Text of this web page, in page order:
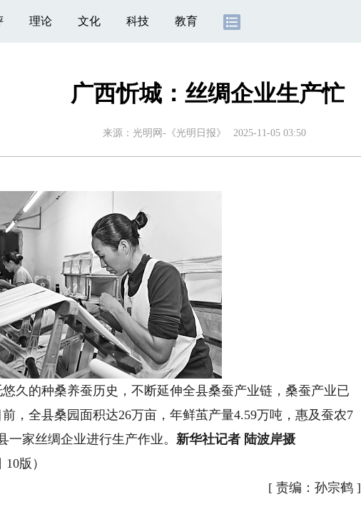
理论 文化 科技 教育
广西忻城：丝绸企业生产忙
来源： 光明网-《光明日报》 2025-11-05 03:50
的种桑养蚕历史，不断延伸全县桑蚕产业链，桑蚕产业已
，全县桑园面积达26万亩，年鲜茧产量4.59万吨，惠及蚕农7
一家丝绸企业进行生产作业。新华社记者 陆波岸摄
版）
[ 责编：孙宗鹤]